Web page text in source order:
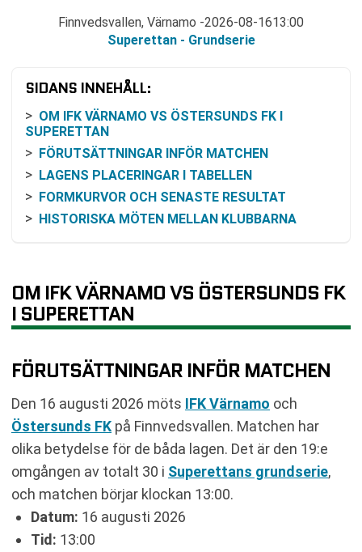
Finnvedsvallen, Värnamo 2026-08-1613:00
Superettan - Grundserie
SIDANS INNEHÅLL:
OM IFK VÄRNAMO VS ÖSTERSUNDS FK I
SUPERETTAN
FÖRUTSÄTTNINGAR INFÖR MATCHEN
LAGENS PLACERINGAR I TABELLEN
FORMKURVOR OCH SENASTE RESULTAT
HISTORISKA MÖTEN MELLAN KLUBBARNA
KOMMANDE SPELSCHEMA
VAD INNEBÄR SPEL I SUPERETTAN?
VANLIGA FRÅGOR OM IFK VÄRNAMO VS
SENASTE RESULTAT IFK VÄRNAMO
RESULTAT INBÖRDES MÖTEN
TABELL
KOMMANDE MATCHER IFK VÄRNAMO
KOMMANDE MATCHER ÖSTERSUNDS FK
RELATERADE NYHETER
OM IFK VÄRNAMO VS ÖSTERSUNDS FK
I SUPERETTAN
FÖRUTSÄTTNINGAR INFÖR MATCHEN
Den 16 augusti 2026 möts IFK Värnamo och
Östersunds FK på Finnvedsvallen. Matchen har
olika betydelse för de båda lagen. Det är den 19:e
omgången av totalt 30 i Superettans grundserie,
och matchen börjar klockan 13:00.
Datum: 16 augusti 2026
Tid: 13:00